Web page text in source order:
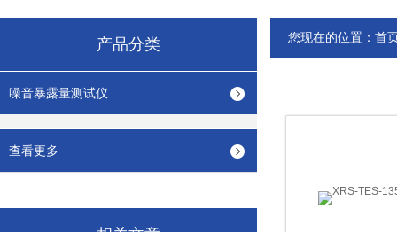
产品分类
噪音暴露量测试仪
查看更多
您现在的位置： 首